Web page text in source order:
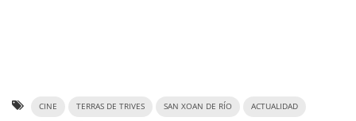
CINE TERRAS DE TRIVES SAN XOAN DE RÍO ACTUALIDAD